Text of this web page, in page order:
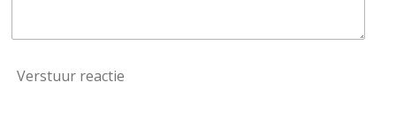
Verstuur reactie